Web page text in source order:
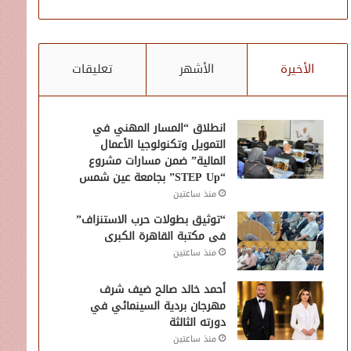
الأخيرة الأشهر تعليقات
انطلاق “المسار المهني في
التمويل وتكنولوجيا الأعمال
المالية” ضمن مسارات مشروع
“STEP Up” بجامعة عين شمس
منذ ساعتين
“توثيق بطولات حرب الاستنزاف”
فى مكتبة القاهرة الكبرى
منذ ساعتين
أحمد خالد صالح ضيف شرف
مهرجان بردية السينمائي في
دورته الثالثة
منذ ساعتين